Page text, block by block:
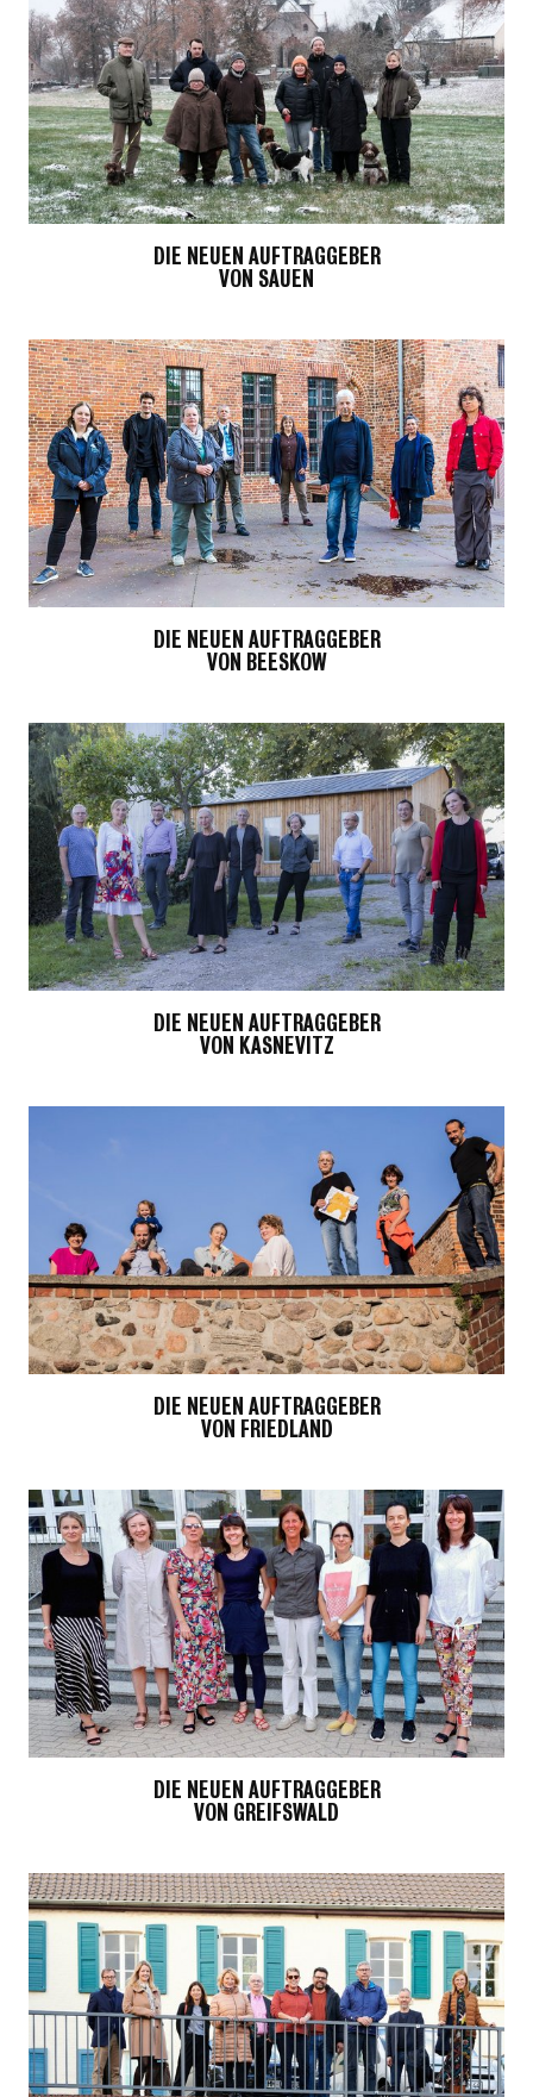
DIE NEUEN AUFTRAGGEBER
VON SAUEN
DIE NEUEN AUFTRAGGEBER
VON BEESKOW
DIE NEUEN AUFTRAGGEBER
VON KASNEVITZ
DIE NEUEN AUFTRAGGEBER
VON FRIEDLAND
DIE NEUEN AUFTRAGGEBER
VON GREIFSWALD